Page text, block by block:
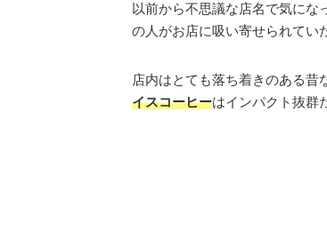
以前から不思議な店名で気にな
の人がお店に吸い寄せられてい
店内はとても落ち着きのある昔
イスコーヒーはインパクト抜群